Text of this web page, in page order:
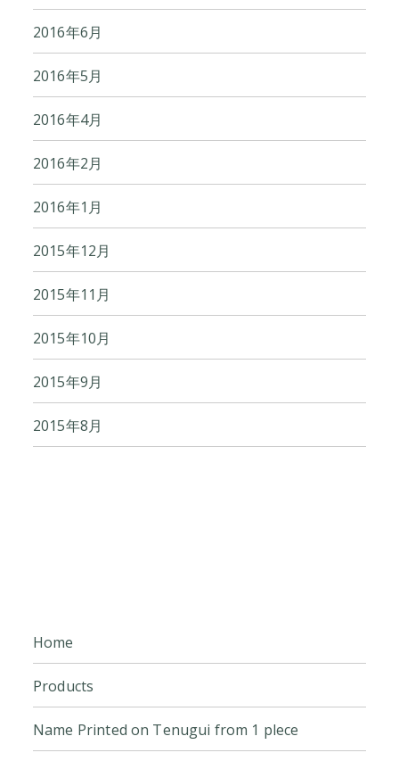
2016年6月
2016年5月
2016年4月
2016年2月
2016年1月
2015年12月
2015年11月
2015年10月
2015年9月
2015年8月
Home
Products
Name Printed on Tenugui from 1 plece